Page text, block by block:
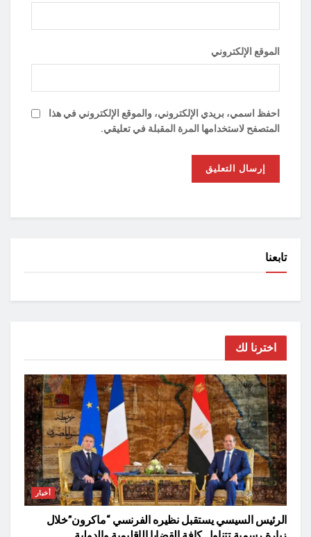
الموقع الإلكتروني
احفظ اسمي، بريدي الإلكتروني، والموقع الإلكتروني في هذا
المتصفح لاستخدامها المرة المقبلة في تعليقي.
تابعنا
اخترنا لك
أخبار
الرئيس السيسي يستقبل نظيره الفرنسي “ماكرون”خلال